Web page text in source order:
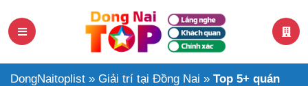
DongNaitoplist » Giải trí tại Đồng Nai » Top 5+ quán